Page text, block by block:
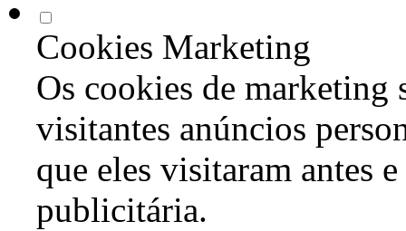
Cookies Marketing
Os cookies de marketing
visitantes anúncios
que eles visitaram antes
publicitária.